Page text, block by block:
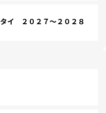
イ ２０２７～２０２８